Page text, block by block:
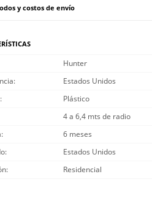
y costos de envío
Hunter
Estados Unidos
Plástico
4 a 6,4 mts de radio
6 meses
Estados Unidos
Residencial